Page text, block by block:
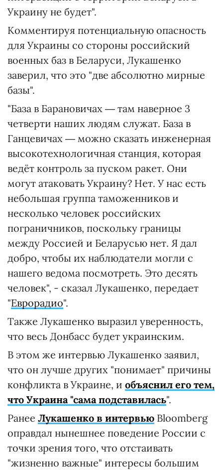
Украину не будет".
Комментируя потенциальную опасность
для Украины со стороны российский
военных баз в Беларуси, Лукашенко
заверил, что это "две абсолютно мирные
базы".
"База в Барановичах ― там наверное 3
четверти наших людям служат. База в
Ганцевичах ― можно сказать инженерная
высокотехнологичная станция, которая
ведёт контроль за пуском ракет. Они
могут атаковать Украину? Нет. У нас есть
небольшая группа таможенников и
несколько человек российских
пограничников, поскольку границы
между Россией и Беларусью нет. Я дал
добро, чтобы их наблюдатели могли с
нашего ведома посмотреть. Это десять
человек", - сказал Лукашенко, передает
"Еврорадио".
Также Лукашенко выразил уверенность,
что весь Донбасс будет украинским.
В этом же интервью Лукашенко заявил,
что он лучше других "понимает" причины
конфликта в Украине, и объяснил его тем,
что Украина "сама подставилась".
Ранее Лукашенко в интервью Bloomberg
оправдал нынешнее поведение России с
точки зрения того, что отстаивать
"жизненно важные" интересы большим